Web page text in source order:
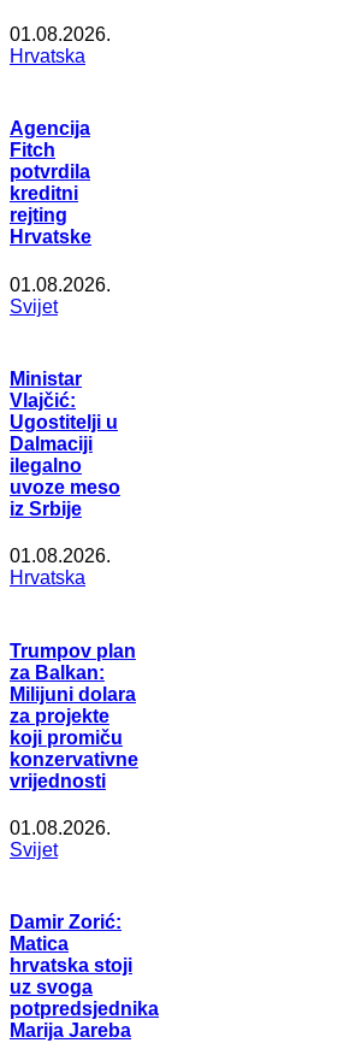
01.08.2026.
Hrvatska
Agencija
Fitch
potvrdila
kreditni
rejting
Hrvatske
01.08.2026.
Svijet
Ministar
Vlajčić:
Ugostitelji u
Dalmaciji
ilegalno
uvoze meso
iz Srbije
01.08.2026.
Hrvatska
Trumpov plan
za Balkan:
Milijuni dolara
za projekte
koji promiču
konzervativne
vrijednosti
01.08.2026.
Svijet
Damir Zorić:
Matica
hrvatska stoji
uz svoga
potpredsjednika
Marija Jareba